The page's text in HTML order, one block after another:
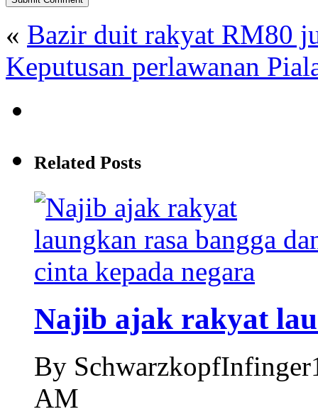
« Bazir duit rakyat RM80
Keputusan perlawanan
Related Posts
Najib ajak rakyat
By
AM